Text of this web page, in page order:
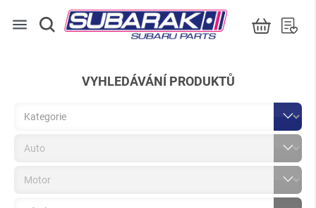
menu
VYHLEDÁVÁNÍ PRODUKTŮ